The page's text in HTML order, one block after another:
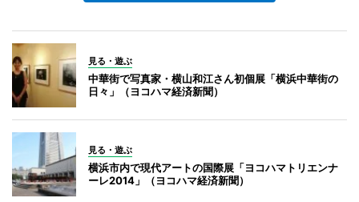
見る・遊ぶ
中華街で写真家・横山和江さん初個展「横浜中華街の
日々」（ヨコハマ経済新聞）
見る・遊ぶ
横浜市内で現代アートの国際展「ヨコハマトリエンナ
ーレ2014」（ヨコハマ経済新聞）